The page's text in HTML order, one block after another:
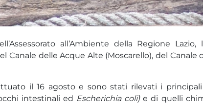
all’Ambiente della Regione
delle Acque Alte (Moscarello), del Canale
il 16 agosto e sono stati rilevati i
intestinali ed Escherichia coli)e di quelli